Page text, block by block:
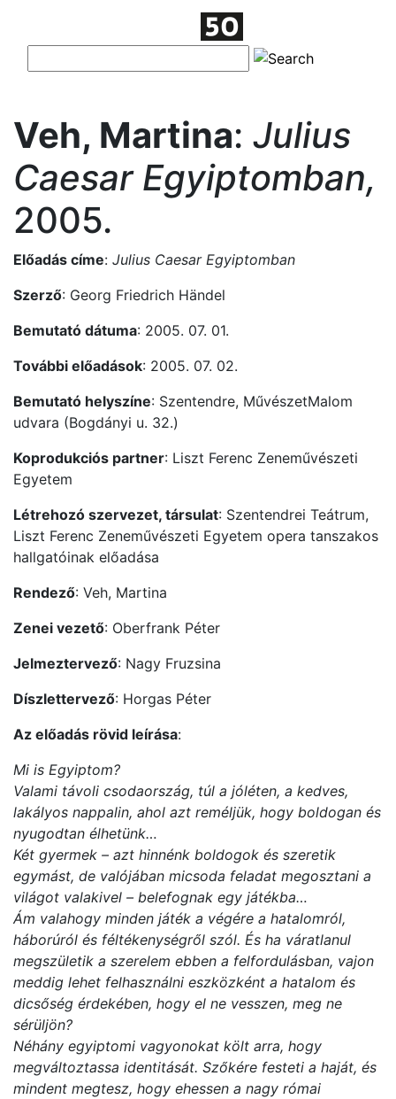
Veh, Martina: Julius
Caesar Egyiptomban,
2005.
Előadás címe: Julius Caesar Egyiptomban
Szerző: Georg Friedrich Händel
Bemutató dátuma: 2005. 07. 01.
További előadások: 2005. 07. 02.
Bemutató helyszíne: Szentendre, MűvészetMalom
udvara (Bogdányi u. 32.)
Koprodukciós partner: Liszt Ferenc Zeneművészeti
Egyetem
Létrehozó szervezet, társulat: Szentendrei Teátrum,
Liszt Ferenc Zeneművészeti Egyetem opera tanszakos
hallgatóinak előadása
Rendező: Veh, Martina
Zenei vezető: Oberfrank Péter
Jelmeztervező: Nagy Fruzsina
Díszlettervező: Horgas Péter
Az előadás rövid leírása:
Mi is Egyiptom?
Valami távoli csodaország, túl a jóléten, a kedves,
lakályos nappalin, ahol azt reméljük, hogy boldogan és
nyugodtan élhetünk…
Két gyermek – azt hinnénk boldogok és szeretik
egymást, de valójában micsoda feladat megosztani a
világot valakivel – belefognak egy játékba…
Ám valahogy minden játék a végére a hatalomról,
háborúról és féltékenységről szól. És ha váratlanul
megszületik a szerelem ebben a felfordulásban, vajon
meddig lehet felhasználni eszközként a hatalom és
dicsőség érdekében, hogy el ne vesszen, meg ne
sérüljön?
Néhány egyiptomi vagyonokat költ arra, hogy
megváltoztassa identitását. Szőkére festeti a haját, és
mindent megtesz, hogy ehessen a nagy római